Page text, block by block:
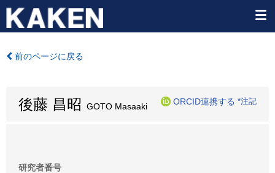
前のページに戻る
後藤 昌昭 GOTO Masaaki
ORCID連携する *注記
研究者番号